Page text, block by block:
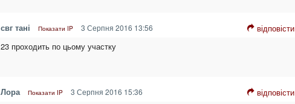
свг тані Показати IP 3 Серпня 2016 13:56 відповісти
23 проходить по цьому участку
Лора Показати IP 3 Серпня 2016 15:36 відповісти